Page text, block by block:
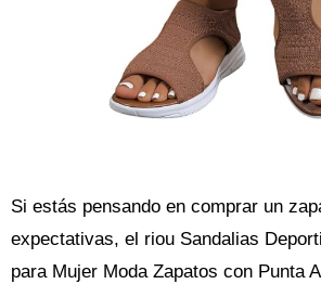
Si estás pensando en comprar un
expectativas, el riou Sandalias
para Mujer Moda Zapatos con Punta